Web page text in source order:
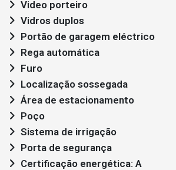
Video porteiro
Vidros duplos
Portão de garagem eléctrico
Rega automática
Furo
Localização sossegada
Área de estacionamento
Poço
Sistema de irrigação
Porta de segurança
Certificação energética: A